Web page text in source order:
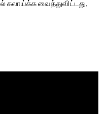
கலாய்க்க வைத்துவிட்டது,